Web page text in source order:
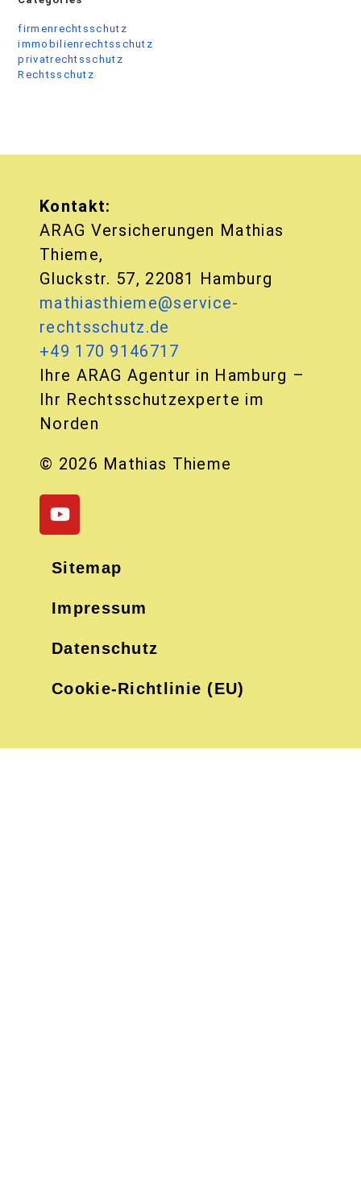
firmenrechtsschutz
immobilienrechtsschutz
privatrechtsschutz
Rechtsschutz
Kontakt:
ARAG Versicherungen Mathias
Thieme,
Gluckstr. 57, 22081 Hamburg
mathiasthieme@service-
rechtsschutz.de
+49 170 9146717
Ihre ARAG Agentur in Hamburg –
Ihr Rechtsschutzexperte im
Norden
© 2026 Mathias Thieme
Sitemap
Impressum
Datenschutz
Cookie-Richtlinie (EU)